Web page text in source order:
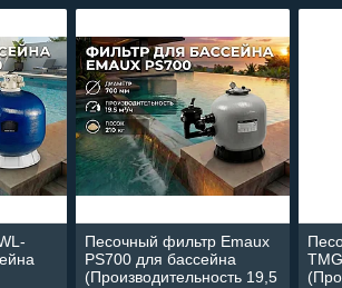
Песочный фильтр Emaux
PS700 для бассейна
(Производительность 19,5